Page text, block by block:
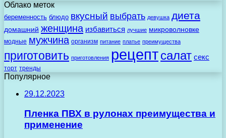
Облако меток
беременность блюдо вкусный выбрать девушка диета
домашний женщина избавиться лучшие микроволновке
модные мужчина организм питание платье преимущества
приготовить приготовления рецептсалат секс
торт тренды
Популярное
29.12.2023
Пленка ПВХ в рулонах преимущества и
применение